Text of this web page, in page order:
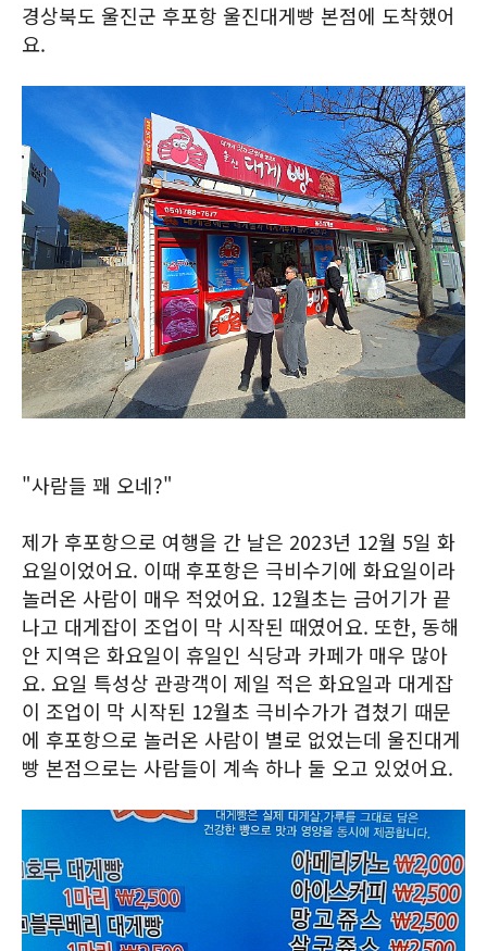
경상북도 울진군 후포항 울진대게빵 본점에 도착했어
요.
"사람들 꽤 오네?"
제가 후포항으로 여행을 간 날은 2023년 12월 5일 화
요일이었어요. 이때 후포항은 극비수기에 화요일이라
놀러온 사람이 매우 적었어요. 12월초는 금어기가 끝
나고 대게잡이 조업이 막 시작된 때였어요. 또한, 동해
안 지역은 화요일이 휴일인 식당과 카페가 매우 많아
요. 요일 특성상 관광객이 제일 적은 화요일과 대게잡
이 조업이 막 시작된 12월초 극비수가가 겹쳤기 때문
에 후포항으로 놀러온 사람이 별로 없었는데 울진대게
빵 본점으로는 사람들이 계속 하나 둘 오고 있었어요.